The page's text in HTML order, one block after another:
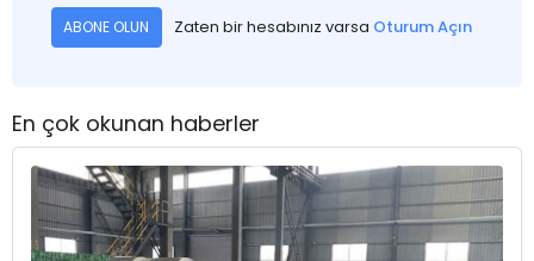
ABONE OLUN Zaten bir hesabınız varsa Oturum Açın
En çok okunan haberler